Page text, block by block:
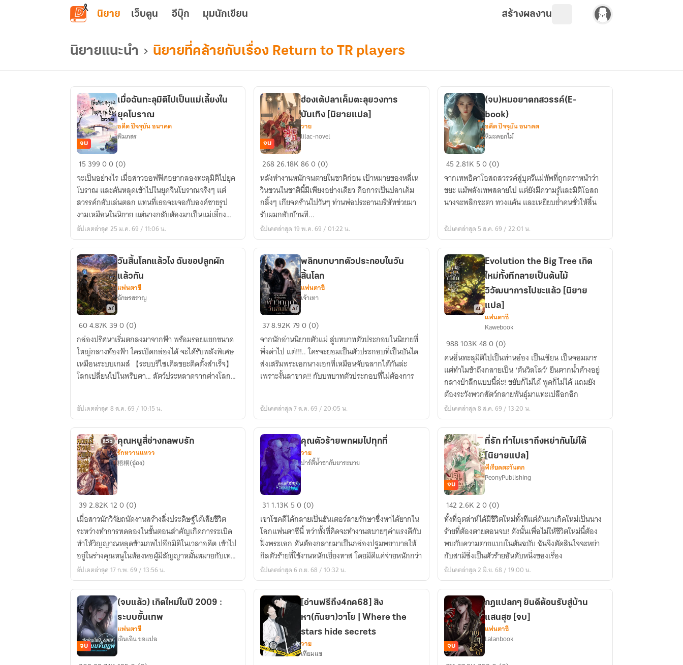
ข้ามไปยังเนื้อหาหลัก
นิยาย เว็บตูน อีบุ๊ก มุมนักเขียน สร้างผลงาน
นิยายแนะนำ นิยายที่คล้ายกับเรื่อง Return to TR players
เมื่อ
ฉันทะ
ลุ
มิติ
ไป
เป็น
แม่
เลี้ยง
ใน
ยุค
โบราณ
จบ
เมื่อฉันทะลุมิติไปเป็นแม่เลี้ยงใน
ยุคโบราณ
อดีต ปัจจุบัน อนาคต
พิมภสร
15 39900 (0)
จะเป็นอย่างไร เมื่อสาวออฟฟิศอยากลองทะลุมิติไปยุค
โบราณ และดันหลุดเข้าไปในยุคจีนโบราณจริงๆ แต่
สวรรค์กลับเล่นตลก แทนที่เธอจะเจอกับองค์ชายรูป
งามเหมือนในนิยาย แต่นางกลับต้องมาเป็นแม่เลี้ยง
จำเป็น
อัปเดตล่าสุด 25 ม.ค. 69 / 11:06 น.
ฮ่องเต้
ปลา
เค็ม
ตะลุย
วงการ
บันเทิง
[นิยาย
แปล]
จบ
ฮ่องเต้ปลาเค็มตะลุยวงการ
บันเทิง [นิยายแปล]
วาย
lilac-novel
26826.18K 860 (0)
หลังทำงานหนักจนตายในชาติก่อน เป้าหมายของหลี่เห
วินชวนในชาตินี้มีเพียงอย่างเดียว คือการเป็นปลาเค็ม
กลิ้งๆ เกียจคร้านไปวันๆ ท่านพ่อประธานบริษัทช่วยมา
รับผมกลับบ้านที...
อัปเดตล่าสุด 19 พ.ค. 69 / 01:22 น.
(จบ)หมอ
ตก
สวรรค์(E-
book)
(จบ)หมอยาตกสวรรค์(E-
book)
อดีต ปัจจุบัน อนาคต
หิมะดอกไม้
452.81K 50 (0)
จากเทพธิดาโอสถสวรรค์สู่บุตรีแม่ทัพที่ถูกตราหน้าว่า
ขยะ แม้พลังเทพสลายไป แต่ยังมีความรู้และมิติโอสถ
นางจะพลิกชะตา ทวงแค้น และเหยียบย่ำคนชั่วให้สิ้น
อัปเดตล่าสุด 5 ส.ค. 69 / 22:01 น.
วัน
สิ้น
โลก
แล้ว
ไง
ฉัน
ปลูก
ผัก
แล้ว
กัน
วันสิ้นโลกแล้วไง ฉันขอปลูกผัก
แล้วกัน
แฟนตาซี
อักษรสราญ
604.87K 390 (0)
กล่องปริศนาเริ่มตกลงมาจากฟ้า พร้อมรอยแยกขนาด
ใหญ่กลางท้องฟ้า ใครเปิดกล่องได้ จะได้รับพลังพิเศษ
เหมือนระบบเกมส์ 【ระบบรีไซเคิลขยะติดตั้งสำเร็จ】
โลกเปลี่ยนไปในพริบตา… สัตว์ประหลาดจากต่างโลก
อัปเดตล่าสุด 8 ส.ค. 69 / 10:15 น.
พลิก
บทบาท
ตัวประกอบ
ใน
วัน
สิ้น
พลิกบทบาทตัวประกอบในวัน
สิ้นโลก
แฟนตาซี
เจ้าเทา
378.92K 79 0 (0)
จากนักอ่านนิยายตัวแม่ สู่บทบาทตัวประกอบในนิยายที่
พึ่งด่าไป แต่!!!.. ใครจะยอมเป็นตัวประกอบที่เป็นบันได
ส่งเสริมพระเอกนางเอกที่เหมือนจับฉลากได้กันล่ะ
เพราะงั้นลาขาด!! กับบทบาทตัวประกอบที่ไม่ต้องการ
อัปเดตล่าสุด 7 ส.ค. 69 / 20:05 น.
Big
Tree
เกิด
ใหม่
ทั้งที
กลาย
เป็นต้น
ไม้
วิวัฒนาการ
ไป
ซะ
แล้ว
[นิยาย
แปล]
Evolution the Big Tree เกิด
ใหม่ทั้งทีกลายเป็นต้นไม้
วิวัฒนาการไปซะแล้ว [นิยาย
แปล]
แฟนตาซี
Kawebook
988 103K480 (0)
คนอื่นทะลุมิติไปเป็นท่านอ๋อง เป็นเซียน เป็นจอมมาร
แต่ทำไมข้าถึงกลายเป็น ‘ต้นวิลโลว์’ ยืนตากน้ำค้างอยู่
กลางป่าลึกแบบนี้ล่ะ! ขยับก็ไม่ได้ พูดก็ไม่ได้ แถมยัง
ต้องระวังพวกสัตว์กลายพันธุ์มาแทะเปลือกอีก
อัปเดตล่าสุด 8 ส.ค. 69 / 13:20 น.
รีวิว
คุณ
หนู
สี่
ช่าง
กล
พบ
รัก
คุณหนูสี่ช่างกลพบรัก
รักหวานแหวว
梧桐(อู๋ถง)
392.82K 120 (0)
เมื่อสาวนักวิจัยถนัดงานสร้างสิ่งประดิษฐ์ได้เสียชีวิต
ระหว่างทำการทดลองในขั้นตอนสำคัญเกิดการระเบิด
ทำให้วิญญาณหลุดข้ามภพไปอีกมิติในเวลาอดีต เข้าไป
อยู่ในร่างคุณหนูในห้องหอผู้มีสัญญาหมั้นหมายกับเทพ
สงคราม
อัปเดตล่าสุด 17 ก.พ. 69 / 13:56 น.
คุณ
ตัว
ร้าย
พก
ผม
ไป
ทุก
ที่
คุณตัวร้ายพกผมไปทุกที่
วาย
ปาร์ตี้น้ำชากับยาระบาย
31 1.13K 5 0 (0)
เขาโชคดีได้กลายเป็นฮันเตอร์สายรักษาซึ่งหาได้ยากใน
โลกแฟนตาซีนี้ ทว่าทั้งที่คิดจะทำงานสบายๆค่าแรงดีกับ
ฝั่งพระเอก ดันต้องกลายมาเป็นกล่องปฐมพยาบาลให้
กิลตัวร้ายที่ใช้งานหนักเยี่ยงทาส โดยมีดีแค่จ่ายหนักกว่า
อัปเดตล่าสุด 6 ก.ย. 68 / 10:32 น.
ที่รัก
ทำไม
เรา
ถึง
หย่า
กัน
ไม่
ได้
[นิยาย
แปล]
จบ
ที่รัก ทำไมเราถึงหย่ากันไม่ได้
[นิยายแปล]
พีเรียดตะวันตก
PeonyPublishing
1422.6K20 (0)
ทั้งที่อุตส่าห์ได้มีชีวิตใหม่ทั้งทีแต่ดันมาเกิดใหม่เป็นนาง
ร้ายที่ต้องตายตอนจบ! ดังนั้นเพื่อไม่ให้ชีวิตใหม่นี้ต้อง
พบกับความตายแบบในต้นฉบับ ฉันจึงตัดสินใจจะหย่า
กับสามีซึ่งเป็นตัวร้ายอันดับหนึ่งของเรื่อง
อัปเดตล่าสุด 2 มิ.ย. 68 / 19:00 น.
(จบ
จบ
(จบแล้ว) เกิดใหม่ในปี 2009 :
ระบบขั้นเทพ
แฟนตาซี
เอินเอิน ขอแปล
[อ่านฟรีถึง4กค68] สิง
หา(กันยา)วาโย | Where the
stars hide secrets
วาย
เทียมแข
กฎ
จบ
กฎแปลกๆ ยินดีต้อนรับสู่บ้าน
แสนสุข [จบ]
แฟนตาซี
Lalanbook